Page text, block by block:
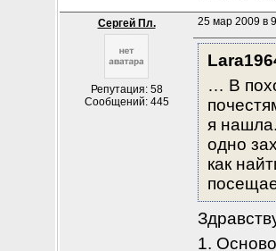
Сергей Пл.
Репутация: 58
Сообщений: 445
25 мар 2009 в
… В
я
одно
как
1.